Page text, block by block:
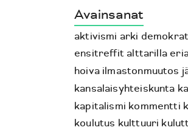
Avainsanat
aktivismi arki
ensitreffit alttarilla
hoiva ilmastonmuutos
kansalaisyhteiskunta
kapitalismi kommentti
koulutus kulttuuri